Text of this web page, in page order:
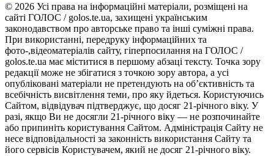
© 2026 Усі права на інформаційні матеріали, розміщені на
сайті ГОЛОС / golos.te.ua, захищені українським
законодавством про авторське право та інші суміжні права.
При використанні, передруку інформаційних та
фото-,відеоматеріалів сайту, гіперпосилання на ГОЛОС /
golos.te.ua має міститися в першому абзаці тексту. Точка зору
редакції може не збігатися з точкою зору автора, а усі
опубліковані матеріали не претендують на об’єктивність та
всебічність висвітлення теми, про яку йдеться. Користуючись
Сайтом, відвідувач підтверджує, що досяг 21-річного віку. У
разі, якщо Ви не досягли 21-річного віку — не розпочинайте
або припиніть користування Сайтом. Адміністрація Сайту не
несе відповідальності за законність використання Сайту та
його сервісів Користувачем, який не досяг 21-річного віку.